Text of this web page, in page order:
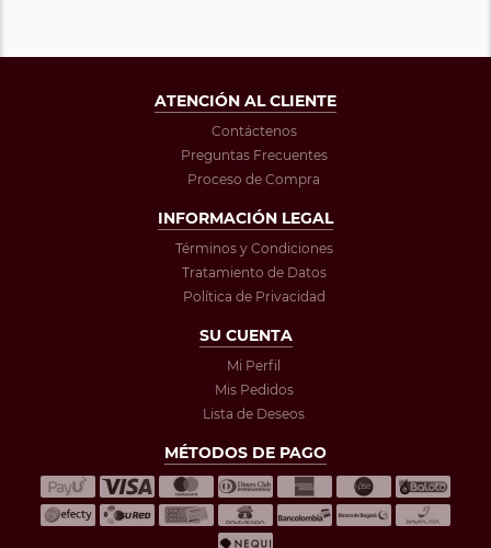
ATENCIÓN AL CLIENTE
Contáctenos
Preguntas Frecuentes
Proceso de Compra
INFORMACIÓN LEGAL
Términos y Condiciones
Tratamiento de Datos
Política de Privacidad
SU CUENTA
Mi Perfil
Mis Pedidos
Lista de Deseos
MÉTODOS DE PAGO